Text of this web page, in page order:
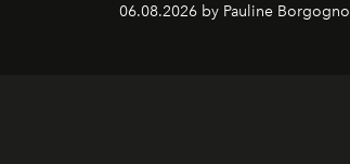
06.08.2026 by Pauline Borgogno